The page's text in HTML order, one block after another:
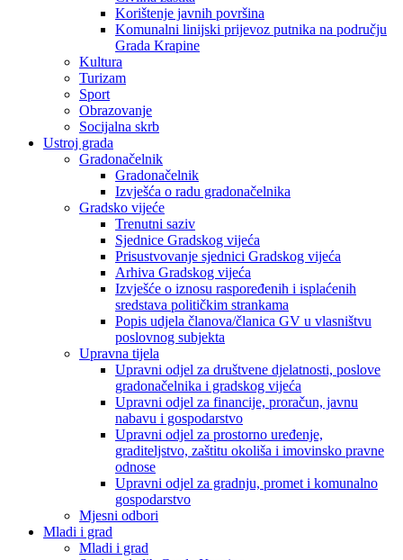
Korištenje javnih površina
Komunalni linijski prijevoz putnika na području
Grada Krapine
Kultura
Turizam
Sport
Obrazovanje
Socijalna skrb
Ustroj grada
Gradonačelnik
Gradonačelnik
Izvješća o radu gradonačelnika
Gradsko vijeće
Trenutni saziv
Sjednice Gradskog vijeća
Prisustvovanje sjednici Gradskog vijeća
Arhiva Gradskog vijeća
Izvješće o iznosu raspoređenih i isplaćenih
sredstava političkim strankama
Popis udjela članova/članica GV u vlasništvu
poslovnog subjekta
Upravna tijela
Upravni odjel za društvene djelatnosti, poslove
gradonačelnika i gradskog vijeća
Upravni odjel za financije, proračun, javnu
nabavu i gospodarstvo
Upravni odjel za prostorno uređenje,
graditeljstvo, zaštitu okoliša i imovinsko pravne
odnose
Upravni odjel za gradnju, promet i komunalno
gospodarstvo
Mjesni odbori
Mladi i grad
Mladi i grad